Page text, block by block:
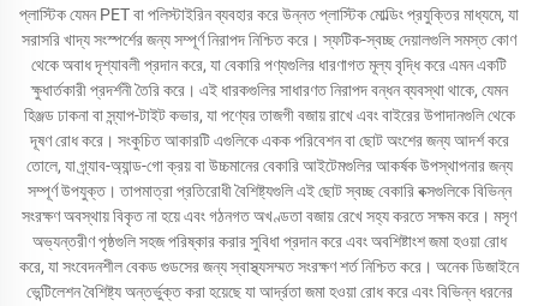
প্লাস্টিক যেমন PET বা পলিস্টাইরিন ব্যবহার করে উন্নত প্লাস্টিক মোল্ডিং প্রযুক্তির মাধ্যমে, যা
সরাসরি খাদ্য সংস্পর্শের জন্য সম্পূর্ণ নিরাপদ নিশ্চিত করে। স্ফটিক-স্বচ্ছ দেয়ালগুলি সমস্ত কোণ
থেকে অবাধ দৃশ্যাবলী প্রদান করে, যা বেকারি পণ্যগুলির ধারণাগত মূল্য বৃদ্ধি করে এমন একটি
ক্ষুধার্তকারী প্রদর্শনী তৈরি করে। এই ধারকগুলির সাধারণত নিরাপদ বন্ধন ব্যবস্থা থাকে, যেমন
হিঞ্জড ঢাকনা বা স্ন্যাপ-টাইট কভার, যা পণ্যের তাজগী বজায় রাখে এবং বাইরের উপাদানগুলি থেকে
দূষণ রোধ করে। সংকুচিত আকারটি এগুলিকে একক পরিবেশন বা ছোট অংশের জন্য আদর্শ করে
তোলে, যা গ্র্যাব-অ্যান্ড-গো ক্রয় বা উচ্চমানের বেকারি আইটেমগুলির আকর্ষক উপস্থাপনার জন্য
সম্পূর্ণ উপযুক্ত। তাপমাত্রা প্রতিরোধী বৈশিষ্ট্যগুলি এই ছোট স্বচ্ছ বেকারি বক্সগুলিকে বিভিন্ন
সংরক্ষণ অবস্থায় বিকৃত না হয়ে এবং গঠনগত অখণ্ডতা বজায় রেখে সহ্য করতে সক্ষম করে। মসৃণ
অভ্যন্তরীণ পৃষ্ঠগুলি সহজ পরিষ্কার করার সুবিধা প্রদান করে এবং অবশিষ্টাংশ জমা হওয়া রোধ
করে, যা সংবেদনশীল বেকড গুডসের জন্য স্বাস্থ্যসম্মত সংরক্ষণ শর্ত নিশ্চিত করে। অনেক ডিজাইনে
ভেন্টিলেশন বৈশিষ্ট্য অন্তর্ভুক্ত করা হয়েছে যা আর্দ্রতা জমা হওয়া রোধ করে এবং বিভিন্ন ধরনের